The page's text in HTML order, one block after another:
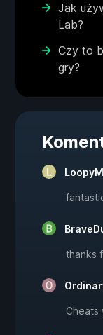
Jak
Lab?
Czy to
gry?
thanks
Cheats